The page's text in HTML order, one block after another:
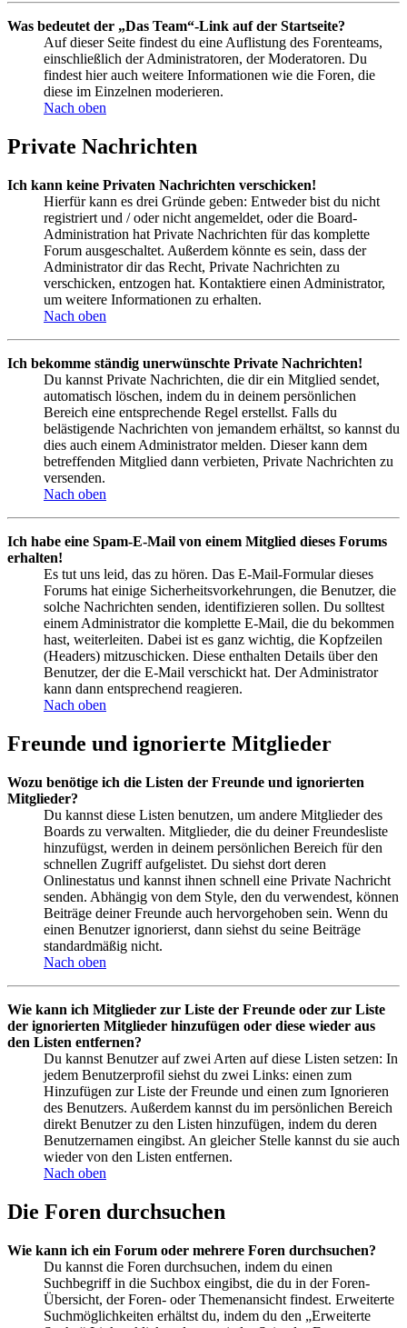
Was bedeutet der „Das Team“-Link auf der Startseite?
Auf dieser Seite findest du eine Auflistung des Forenteams,
einschließlich der Administratoren, der Moderatoren. Du
findest hier auch weitere Informationen wie die Foren, die
diese im Einzelnen moderieren.
Nach oben
Private Nachrichten
Ich kann keine Privaten Nachrichten verschicken!
Hierfür kann es drei Gründe geben: Entweder bist du nicht
registriert und / oder nicht angemeldet, oder die Board-
Administration hat Private Nachrichten für das komplette
Forum ausgeschaltet. Außerdem könnte es sein, dass der
Administrator dir das Recht, Private Nachrichten zu
verschicken, entzogen hat. Kontaktiere einen Administrator,
um weitere Informationen zu erhalten.
Nach oben
Ich bekomme ständig unerwünschte Private Nachrichten!
Du kannst Private Nachrichten, die dir ein Mitglied sendet,
automatisch löschen, indem du in deinem persönlichen
Bereich eine entsprechende Regel erstellst. Falls du
belästigende Nachrichten von jemandem erhältst, so kannst du
dies auch einem Administrator melden. Dieser kann dem
betreffenden Mitglied dann verbieten, Private Nachrichten zu
versenden.
Nach oben
Ich habe eine Spam-E-Mail von einem Mitglied dieses Forums
erhalten!
Es tut uns leid, das zu hören. Das E-Mail-Formular dieses
Forums hat einige Sicherheitsvorkehrungen, die Benutzer, die
solche Nachrichten senden, identifizieren sollen. Du solltest
einem Administrator die komplette E-Mail, die du bekommen
hast, weiterleiten. Dabei ist es ganz wichtig, die Kopfzeilen
(Headers) mitzuschicken. Diese enthalten Details über den
Benutzer, der die E-Mail verschickt hat. Der Administrator
kann dann entsprechend reagieren.
Nach oben
Freunde und ignorierte Mitglieder
Wozu benötige ich die Listen der Freunde und ignorierten
Mitglieder?
Du kannst diese Listen benutzen, um andere Mitglieder des
Boards zu verwalten. Mitglieder, die du deiner Freundesliste
hinzufügst, werden in deinem persönlichen Bereich für den
schnellen Zugriff aufgelistet. Du siehst dort deren
Onlinestatus und kannst ihnen schnell eine Private Nachricht
senden. Abhängig von dem Style, den du verwendest, können
Beiträge deiner Freunde auch hervorgehoben sein. Wenn du
einen Benutzer ignorierst, dann siehst du seine Beiträge
standardmäßig nicht.
Nach oben
Wie kann ich Mitglieder zur Liste der Freunde oder zur Liste
der ignorierten Mitglieder hinzufügen oder diese wieder aus
den Listen entfernen?
Du kannst Benutzer auf zwei Arten auf diese Listen setzen: In
jedem Benutzerprofil siehst du zwei Links: einen zum
Hinzufügen zur Liste der Freunde und einen zum Ignorieren
des Benutzers. Außerdem kannst du im persönlichen Bereich
direkt Benutzer zu den Listen hinzufügen, indem du deren
Benutzernamen eingibst. An gleicher Stelle kannst du sie auch
wieder von den Listen entfernen.
Nach oben
Die Foren durchsuchen
Wie kann ich ein Forum oder mehrere Foren durchsuchen?
Du kannst die Foren durchsuchen, indem du einen
Suchbegriff in die Suchbox eingibst, die du in der Foren-
Übersicht, der Foren- oder Themenansicht findest. Erweiterte
Suchmöglichkeiten erhältst du, indem du den „Erweiterte